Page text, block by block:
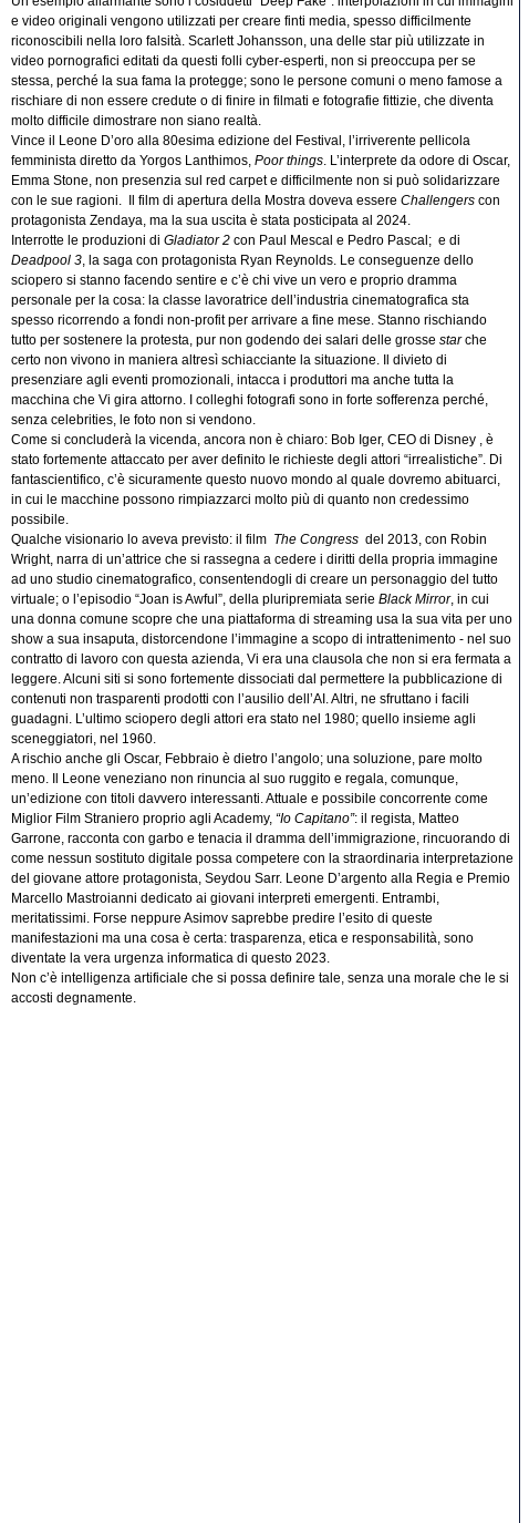
e video originali vengono utilizzati per creare finti media, spesso difficilmente
riconoscibili nella loro falsità. Scarlett Johansson, una delle star più utilizzate in
video pornografici editati da questi folli cyber-esperti, non si preoccupa per se
stessa, perché la sua fama la protegge; sono le persone comuni o meno famose a
rischiare di non essere credute o di finire in filmati e fotografie fittizie, che diventa
molto difficile dimostrare non siano realtà.
Vince il Leone D’oro alla 80esima edizione del Festival, l’irriverente pellicola
femminista diretto da Yorgos Lanthimos, Poor things . L’interprete da odore di Oscar,
Emma Stone, non presenzia sul red carpet e difficilmente non si può solidarizzare
con le sue ragioni. Il film di apertura della Mostra doveva essere Challengers con
protagonista Zendaya, ma la sua uscita è stata posticipata al 2024.
Interrotte le produzioni di Gladiator 2 con Paul Mescal e Pedro Pascal; e di
Deadpool 3 , la saga con protagonista Ryan Reynolds. Le conseguenze dello
sciopero si stanno facendo sentire e c’è chi vive un vero e proprio dramma
personale per la cosa: la classe lavoratrice dell’industria cinematografica sta
spesso ricorrendo a fondi non-profit per arrivare a fine mese. Stanno rischiando
tutto per sostenere la protesta, pur non godendo dei salari delle grosse starche
certo non vivono in maniera altresì schiacciante la situazione. Il divieto di
presenziare agli eventi promozionali, intacca i produttori ma anche tutta la
macchina che Vi gira attorno. I colleghi fotografi sono in forte sofferenza perché,
senza celebrities, le foto non si vendono.
Come si concluderà la vicenda, ancora non è chiaro: Bob Iger, CEO di Disney , è
stato fortemente attaccato per aver definito le richieste degli attori “irrealistiche”. Di
fantascientifico, c’è sicuramente questo nuovo mondo al quale dovremo abituarci,
in cui le macchine possono rimpiazzarci molto più di quanto non credessimo
possibile.
Qualche visionario lo aveva previsto: il film The Congress del 2013, con Robin
Wright, narra di un’attrice che si rassegna a cedere i diritti della propria immagine
ad uno studio cinematografico, consentendogli di creare un personaggio del tutto
virtuale; o l’episodio “Joan is Awful”, della pluripremiata serie Black Mirror, in cui
una donna comune scopre che una piattaforma di streaming usa la sua vita per uno
show a sua insaputa, distorcendone l’immagine a scopo di intrattenimento - nel suo
contratto di lavoro con questa azienda, Vi era una clausola che non si era fermata a
leggere. Alcuni siti si sono fortemente dissociati dal permettere la pubblicazione di
contenuti non trasparenti prodotti con l’ausilio dell’AI. Altri, ne sfruttano i facili
guadagni. L’ultimo sciopero degli attori era stato nel 1980; quello insieme agli
sceneggiatori, nel 1960.
A rischio anche gli Oscar, Febbraio è dietro l’angolo; una soluzione, pare molto
meno. Il Leone veneziano non rinuncia al suo ruggito e regala, comunque,
un’edizione con titoli davvero interessanti. Attuale e possibile concorrente come
Miglior Film Straniero proprio agli Academy, “Io Capitano”: il regista, Matteo
Garrone, racconta con garbo e tenacia il dramma dell’immigrazione, rincuorando di
come nessun sostituto digitale possa competere con la straordinaria interpretazione
del giovane attore protagonista, Seydou Sarr. Leone D’argento alla Regia e Premio
Marcello Mastroianni dedicato ai giovani interpreti emergenti. Entrambi,
meritatissimi. Forse neppure Asimov saprebbe predire l’esito di queste
manifestazioni ma una cosa è certa: trasparenza, etica e responsabilità, sono
diventate la vera urgenza informatica di questo 2023.
Non c’è intelligenza artificiale che si possa definire tale, senza una morale che le si
accosti degnamente.